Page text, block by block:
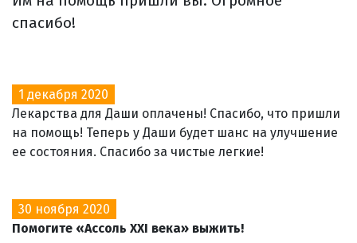
спасибо!
1 декабря 2020
Лекарства для Даши оплачены! Спасибо, что пришли
на помощь! Теперь у Даши будет шанс на улучшение
ее состояния. Спасибо за чистые легкие!
30 ноября 2020
Помогите «Ассоль XXI века» выжить!